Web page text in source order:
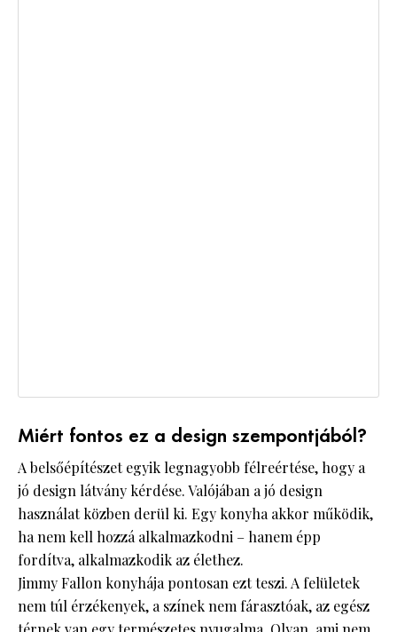
Miért fontos ez a design szempontjából?
A belsőépítészet egyik legnagyobb félreértése, hogy a
jó design látvány kérdése. Valójában a jó design
használat közben derül ki. Egy konyha akkor működik,
ha nem kell hozzá alkalmazkodni – hanem épp
fordítva, alkalmazkodik az élethez.
Jimmy Fallon konyhája pontosan ezt teszi. A felületek
nem túl érzékenyek, a színek nem fárasztóak, az egész